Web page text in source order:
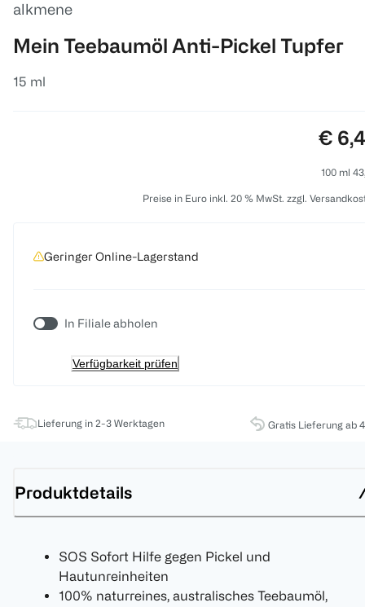
alkmene
Mein Teebaumöl Anti-Pickel Tupfer
15 ml
€
100 ml
Preise in Euro inkl. 20 % MwSt. zzgl.
Geringer Online-Lagerstand
In Filiale abholen
Verfügbarkeit prüfen
Lieferung in 2-3 Werktagen Gratis Lieferung ab
Produktdetails
SOS Sofort Hilfe gegen Pickel und
Hautunreinheiten
100% naturreines, australisches Teebaumöl,